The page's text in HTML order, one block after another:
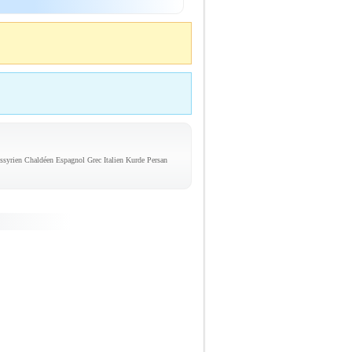
Chaldéen Espagnol Grec Italien Kurde Persan